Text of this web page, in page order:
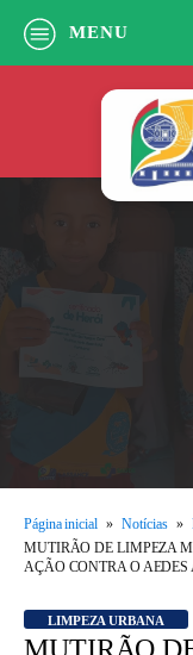
MENU
Página inicial » Notícias »
MUTIRÃO DE LIMPEZA
AÇÃO CONTRA O AEDES
LIMPEZA URBANA